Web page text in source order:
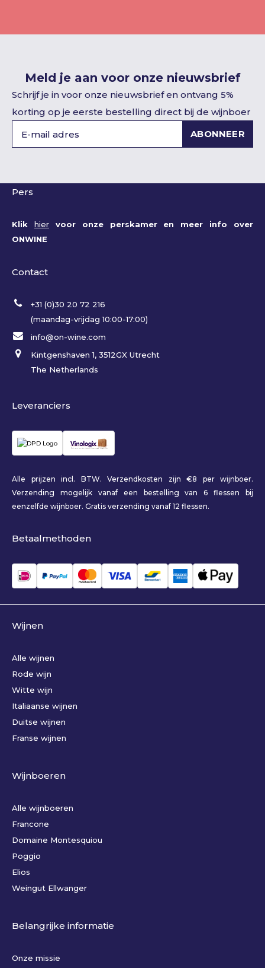
Meld je aan voor onze nieuwsbrief
Schrijf je in voor onze nieuwsbrief en ontvang 5%
korting op je eerste bestelling direct bij de wijnboer
ABONNEER
Pers
Klik hiervoor onze perskamer en meer info over
ONWINE
Contact
+31 (0)30 20 72 216
(maandag-vrijdag 10:00-17:00)
info@on-wine.com
Kintgenshaven 1, 3512GX Utrecht
The Netherlands
Leveranciers
Alle prijzen incl. BTW. Verzendkosten zijn €8 per wijnboer.
Verzending mogelijk vanaf een bestelling van 6 flessen bij
eenzelfde wijnboer. Gratis verzending vanaf 12 flessen.
Betaalmethoden
Wijnen
Alle wijnen
Rode wijn
Witte wijn
Italiaanse wijnen
Duitse wijnen
Franse wijnen
Wijnboeren
Alle wijnboeren
Francone
Domaine Montesquiou
Poggio
Elios
Weingut Ellwanger
Belangrijke informatie
Onze missie